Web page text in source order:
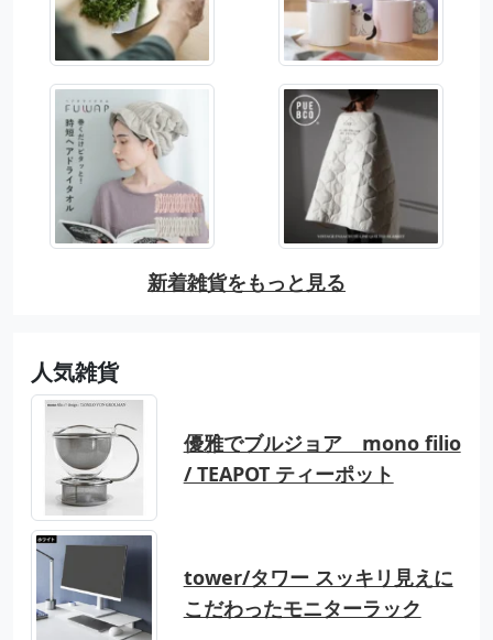
新着雑貨をもっと見る
人気雑貨
優雅でブルジョア mono filio
/ TEAPOT ティーポット
tower/タワー スッキリ見えに
こだわったモニターラック